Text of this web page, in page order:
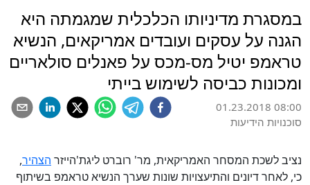
במסגרת מדיניותו הכלכלית שמגמתה היא
הגנה על עסקים ועובדים אמריקאים, הנשיא
טראמפ יטיל מס-מכס על פאנלים סולאריים
ומכונות כביסה לשימוש בייתי
01.23.2018 08:00
סוכנויות הידיעות
נציב לשכת המסחר האמריקאית, מר' רוברט ליגת'הייזר הצהיר,
כי, לאחר דיונים והתיעצויות שונות שערך הנשיא טראמפ בשיתוף